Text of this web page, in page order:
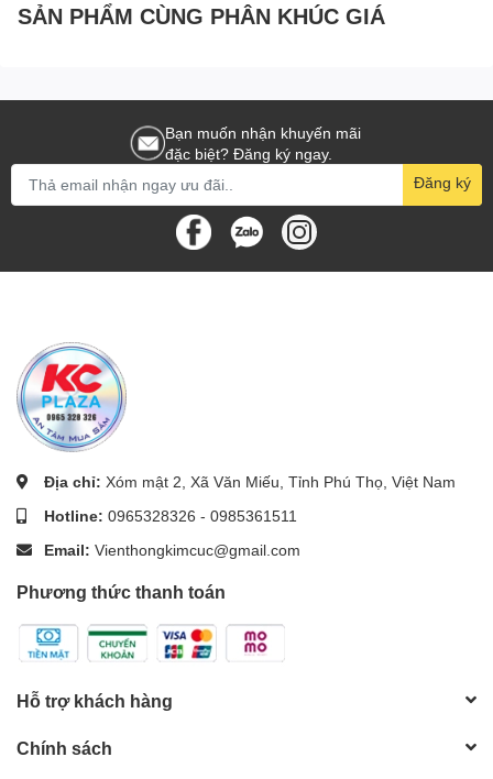
SẢN PHẨM CÙNG PHÂN KHÚC GIÁ
Bạn muốn nhận khuyến mãi
đặc biệt? Đăng ký ngay.
Đăng ký
Địa chỉ: Xóm mật 2, Xã Văn Miếu, Tỉnh Phú Thọ, Việt Nam
Hotline: 0965328326 - 0985361511
Email: Vienthongkimcuc@gmail.com
Phương thức thanh toán
Hỗ trợ khách hàng
Chính sách